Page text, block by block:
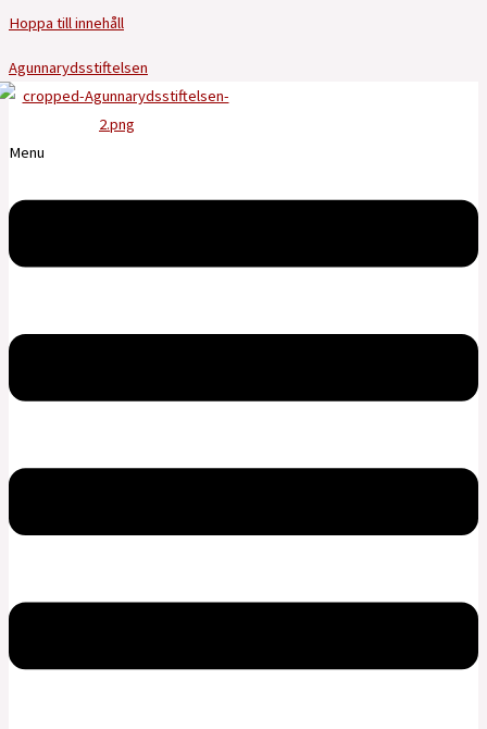
Hoppa till innehåll
Agunnarydsstiftelsen
Menu